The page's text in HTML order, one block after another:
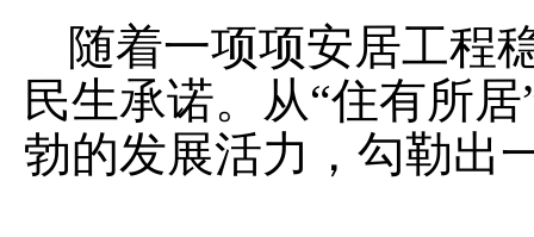
随着一项项安居工程
民生承诺。从“住有所居
勃的发展活力，勾勒出